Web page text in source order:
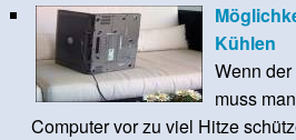
Kühlen
Wenn
muss
Computer vor zu viel Hitze